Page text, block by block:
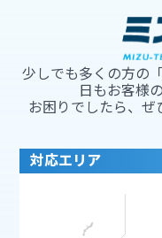
少しでも多くの方の
日もお客様
お困りでしたら、ぜ
対応エリア